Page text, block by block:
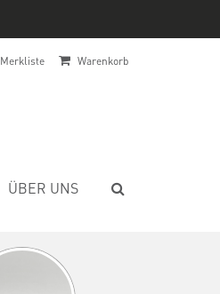
Merkliste Warenkorb
ÜBER UNS